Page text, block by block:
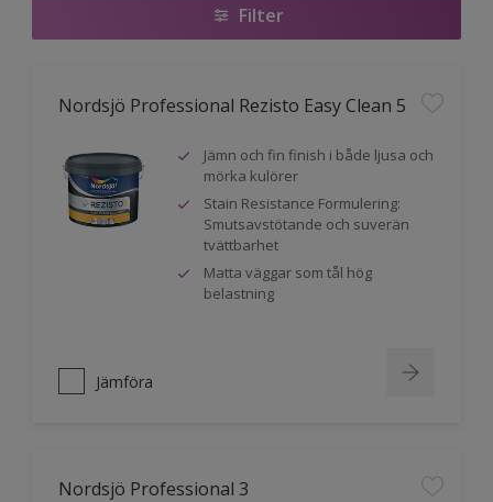
Filter
Nordsjö Professional Rezisto Easy Clean 5
Jämn och fin finish i både ljusa och
mörka kulörer
Stain Resistance Formulering:
Smutsavstötande och suverän
tvättbarhet
Matta väggar som tål hög
belastning
Jämföra
Nordsjö Professional 3